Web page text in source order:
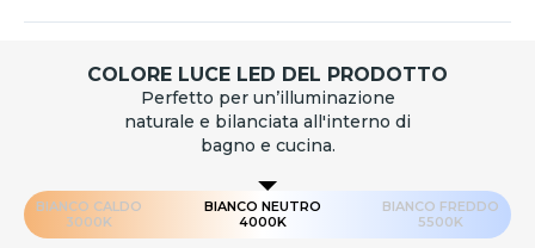
COLORE LUCE LED DEL PRODOTTO
Perfetto per un’illuminazione
naturale e bilanciata all'interno di
bagno e cucina.
BIANCO CALDO
3000K
BIANCO NEUTRO
4000K
BIANCO FREDDO
5500K